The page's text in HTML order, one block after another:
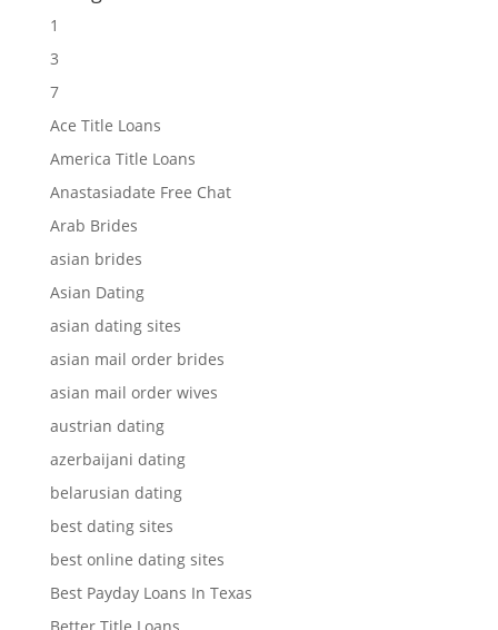
1
3
7
Ace Title Loans
America Title Loans
Anastasiadate Free Chat
Arab Brides
asian brides
Asian Dating
asian dating sites
asian mail order brides
asian mail order wives
austrian dating
azerbaijani dating
belarusian dating
best dating sites
best online dating sites
Best Payday Loans In Texas